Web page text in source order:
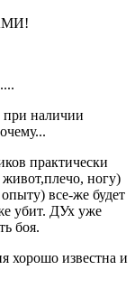
при наличии
практически
ногу)
все-же будет
убит. ДУх уже
боя.
хорошо известна и